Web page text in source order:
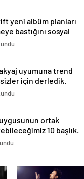
yeni albüm planları
bastığını sosyal
duyurdu!
uyumuna trend
için derledik.
ortak
10 başlık.